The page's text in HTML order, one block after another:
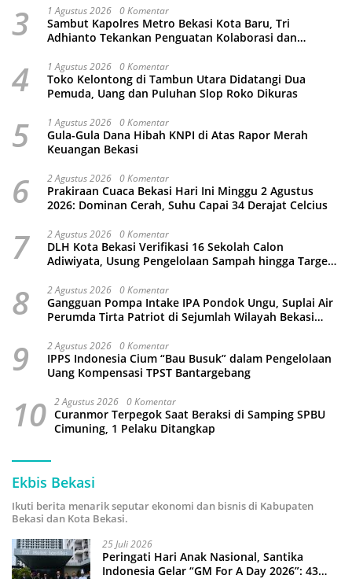
3 1 Agustus 2026 0 Komentar
Sambut Kapolres Metro Bekasi Kota Baru, Tri
Adhianto Tekankan Penguatan Kolaborasi dan
4 1 Agustus 2026 0 Komentar
Toko Kelontong di Tambun Utara Didatangi Dua
Pemuda, Uang dan Puluhan Slop Roko Dikuras
5 1 Agustus 2026 0 Komentar
Gula-Gula Dana Hibah KNPI di Atas Rapor Merah
Keuangan Bekasi
6 2 Agustus 2026 0 Komentar
Prakiraan Cuaca Bekasi Hari Ini Minggu 2 Agustus
2026: Dominan Cerah, Suhu Capai 34 Derajat Celcius
7 2 Agustus 2026 0 Komentar
DLH Kota Bekasi Verifikasi 16 Sekolah Calon
Adiwiyata, Usung Pengelolaan Sampah hingga Target
8 2 Agustus 2026 0 Komentar
Gangguan Pompa Intake IPA Pondok Ungu, Suplai Air
Perumda Tirta Patriot di Sejumlah Wilayah Bekasi
9 2 Agustus 2026 0 Komentar
IPPS Indonesia Cium “Bau Busuk” dalam Pengelolaan
Uang Kompensasi TPST Bantargebang
10 2 Agustus 2026 0 Komentar
Curanmor Terpegok Saat Beraksi di Samping SPBU
Cimuning, 1 Pelaku Ditangkap
Ekbis Bekasi
Ikuti berita menarik seputar ekonomi dan bisnis di Kabupaten
Bekasi dan Kota Bekasi.
25 Juli 2026
Peringati Hari Anak Nasional, Santika
Indonesia Gelar “GM For A Day 2026”: 43